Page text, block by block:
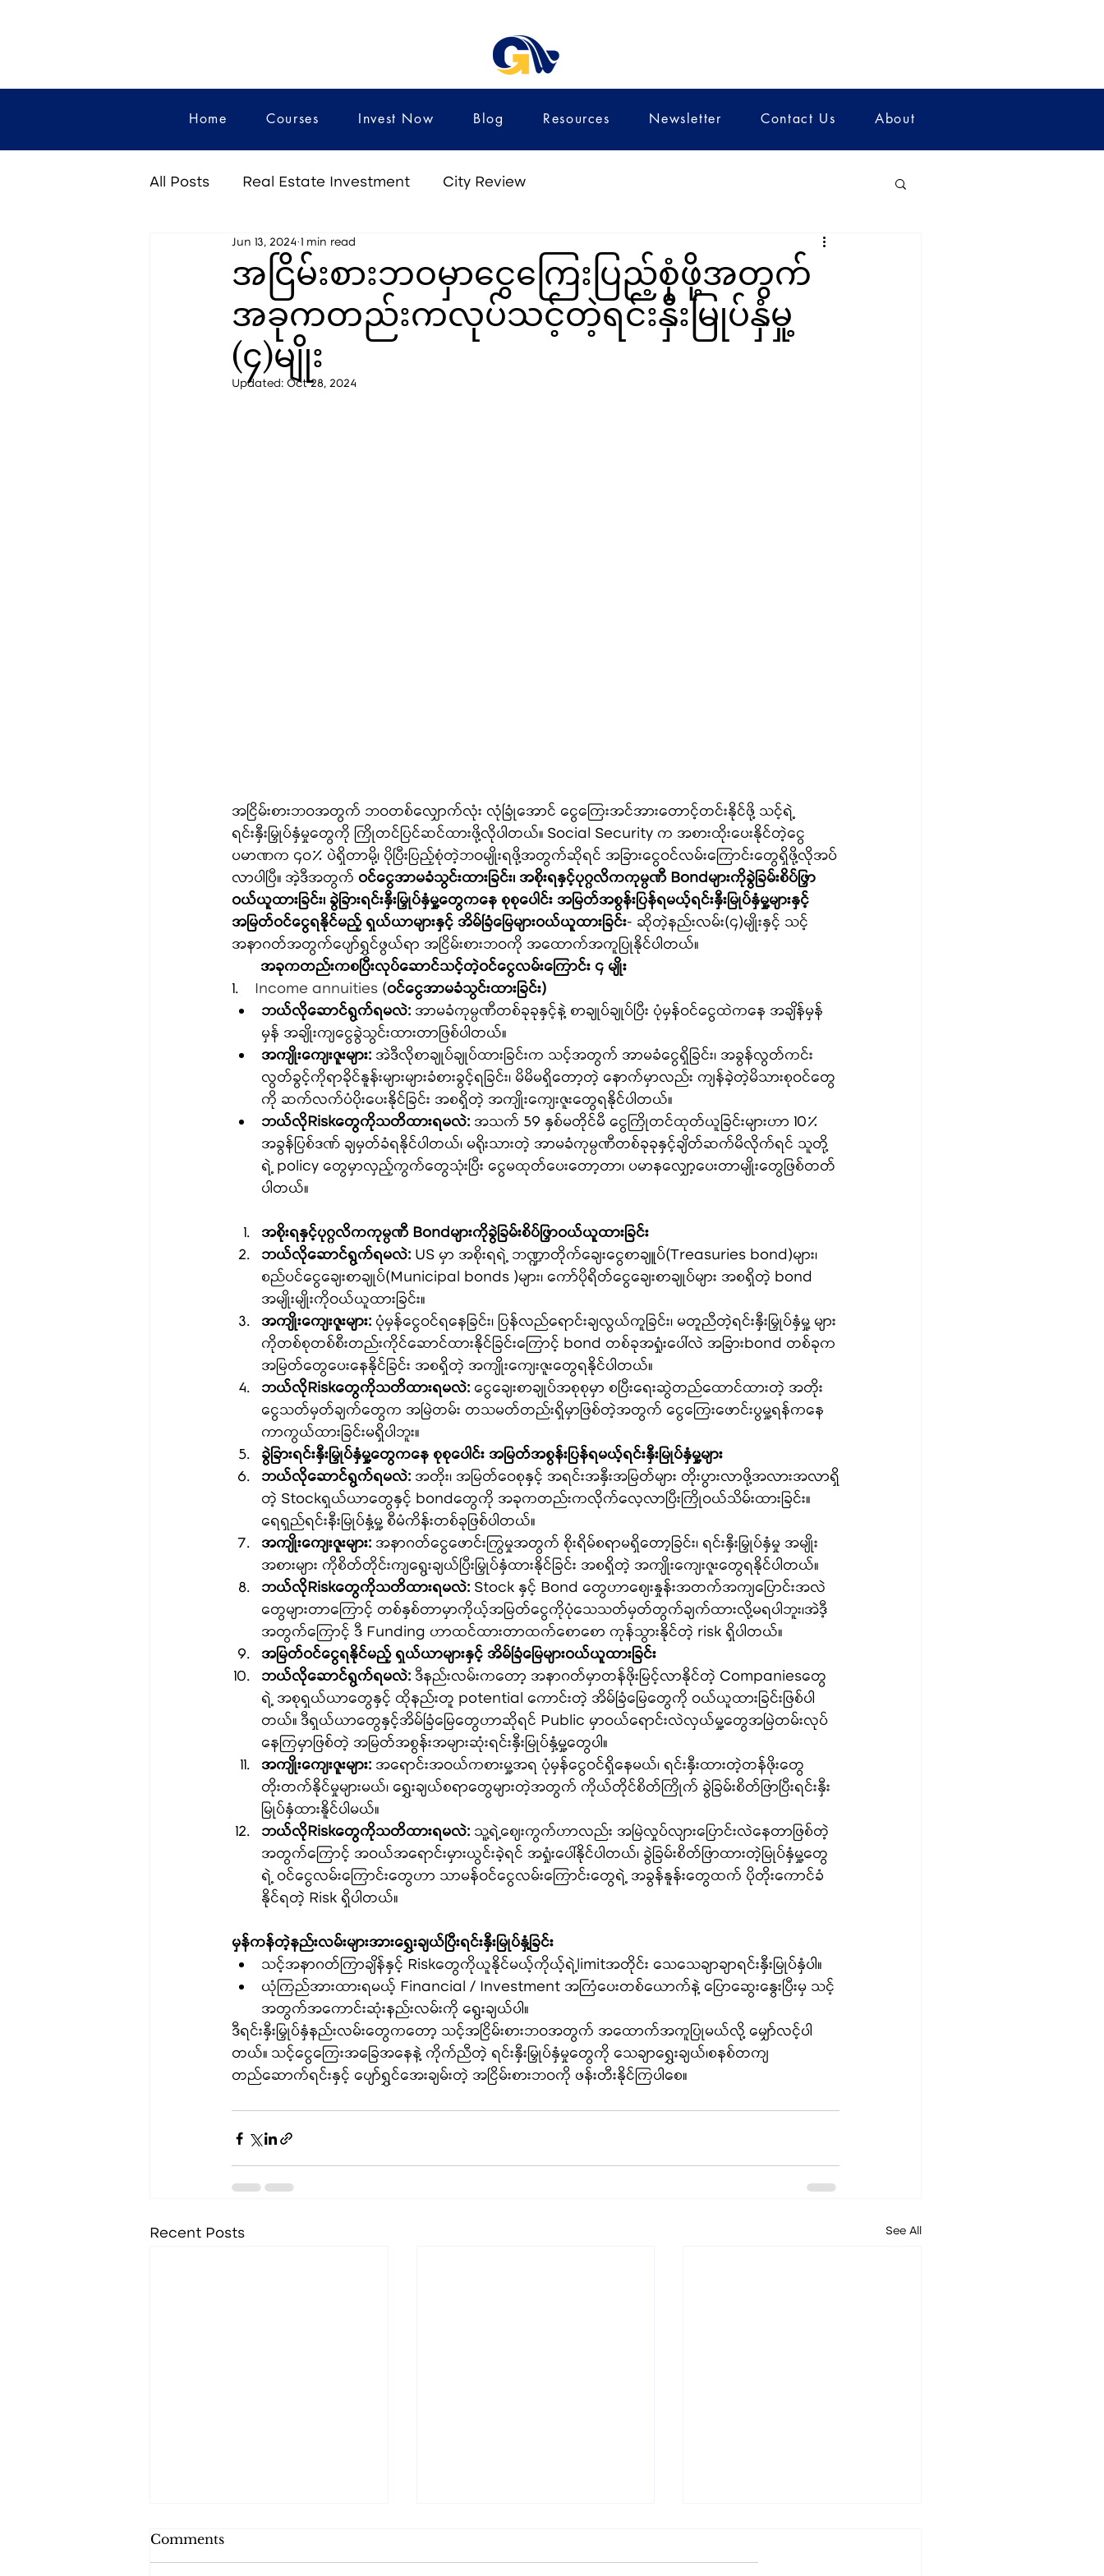
Home Courses Invest Now Blog Resources Newsletter Contact Us About
All Posts Real Estate Investment City Review
အငြိမ်းစားဘဝမှာငွေကြေးပြည့်စုံဖို့အတွက်
အခုကတည်းကလုပ်သင့်တဲ့ရင်းနှီးမြုပ်နှံမှု့
(၄)မျိုး
Jun 13, 2024 1 min read
Updated:Oct 28, 2024
အငြိမ်းစားဘဝအတွက် ဘဝတစ်လျှောက်လုံး လုံခြုံအောင် ငွေကြေးအင်အားတောင့်တင်းနိုင်ဖို့ သင့်ရဲ့
ရင်းနှီးမြှုပ်နှံမှုတွေကို ကြိုတင်ပြင်ဆင်ထားဖို့လိုပါတယ်။ Social Security က အစားထိုးပေးနိုင်တဲ့ငွေ
ပမာဏက ၄၀% ပဲရှိတာမို့၊ ပိုပြီးပြည့်စုံတဲ့ဘဝမျိုးရဖို့အတွက်ဆိုရင် အခြားငွေဝင်လမ်းကြောင်းတွေရှိဖို့လိုအပ်
လာပါပြီ။ အဲ့ဒီအတွက် ဝင်ငွေအာမခံသွင်းထားခြင်း၊ အစိုးရနှင့်ပုဂ္ဂလိကကုမ္ပဏီ Bondများကိုခွဲခြမ်းစိပ်ဖြှာ
ဝယ်ယူထားခြင်း၊ ခွဲခြားရင်းနှီးမြှုပ်နှံမှု့တွေကနေ စုစုပေါင်း အမြတ်အစွန်းပြန်ရမယ့်ရင်းနှီးမြုပ်နှံမှု့များနှင့်
အမြတ်ဝင်ငွေရနိုင်မည့် ရှယ်ယာများနှင့် အိမ်ခြံမြေများဝယ်ယူထားခြင်း- ဆိုတဲ့နည်းလမ်း(၄)မျိုးနှင့် သင့်
အနာဂတ်အတွက်ပျော်ရွှင်ဖွယ်ရာ အငြိမ်းစားဘဝကို အထောက်အကူပြုနိုင်ပါတယ်။
အခုကတည်းကစပြီးလုပ်ဆောင်သင့်တဲ့ဝင်ငွေလမ်းကြောင်း ၄ မျိုး
1. Income annuities (ဝင်ငွေအာမခံသွင်းထားခြင်း)
ဘယ်လိုဆောင်ရွက်ရမလဲ: အာမခံကုမ္ပဏီတစ်ခုခုနှင့်နဲ့ စာချုပ်ချုပ်ပြီး ပုံမှန်ဝင်ငွေထဲကနေ အချိန်မှန်
မှန် အချိုးကျငွေခွဲသွင်းထားတာဖြစ်ပါတယ်။
အကျိုးကျေးဇူးများ: အဲဒီလိုစာချုပ်ချုပ်ထားခြင်းက သင့်အတွက် အာမခံငွေရှိခြင်း၊ အခွန်လွတ်ကင်း
လွတ်ခွင့်ကိုရာခိုင်နူန်းများများခံစားခွင့်ရခြင်း၊ မိမိမရှိတော့တဲ့ နောက်မှာလည်း ကျန်ခဲ့တဲ့မိသားစုဝင်တွေ
ကို ဆက်လက်ပံပိုးပေးနိုင်ခြင်း အစရှိတဲ့ အကျိုးကျေးဇူးတွေရနိုင်ပါတယ်။
ဘယ်လိုRiskတွေကိုသတိထားရမလဲ: အသက် 59 နှစ်မတိုင်မီ ငွေကြိုတင်ထုတ်ယူခြင်းများဟာ 10%
အခွန်ပြစ်ဒဏ် ချမှတ်ခံရနိုင်ပါတယ်၊ မရိုးသားတဲ့ အာမခံကုမ္ပဏီတစ်ခုခုနှင့်ချိတ်ဆက်မိလိုက်ရင် သူတို့
ရဲ့ policy တွေမှာလှည့်ကွက်တွေသုံးပြီး ငွေမထုတ်ပေးတော့တာ၊ ပမာနလျှော့ပေးတာမျိုးတွေဖြစ်တတ်
ပါတယ်။
အစိုးရနှင့်ပုဂ္ဂလိကကုမ္ပဏီ Bondများကိုခွဲခြမ်းစိပ်ဖြှာဝယ်ယူထားခြင်း
ဘယ်လိုဆောင်ရွက်ရမလဲ: US မှာ အစိုးရရဲ့ ဘဏ္ဍာတိုက်ချေးငွေစာချူပ်(Treasuries bond)များ၊
စည်ပင်ငွေချေးစာချုပ်(Municipal bonds )များ၊ ကော်ပိုရိတ်ငွေချေးစာချုပ်များ အစရှိတဲ့ bond
အမျိုးမျိုးကိုဝယ်ယူထားခြင်း။
အကျိုးကျေးဇူးများ: ပုံမှန်ငွေဝင်ရနေခြင်း၊ ပြန်လည်ရောင်းချလွယ်ကူခြင်း၊ မတူညီတဲ့ရင်းနှီးမြှုပ်နှံမှု့ များ
ကိုတစ်စုတစ်စီးတည်းကိုင်ဆောင်ထားနိုင်ခြင်းကြောင့် bond တစ်ခုအရှုံးပေါ်လဲ အခြားbond တစ်ခုက
အမြတ်တွေပေးနေနိုင်ခြင်း အစရှိတဲ့ အကျိုးကျေးဇူးတွေရနိုင်ပါတယ်။
ဘယ်လိုRiskတွေကိုသတိထားရမလဲ: ငွေချေးစာချုပ်အစုစုမှာ စပြီးရေးဆွဲတည်ထောင်ထားတဲ့ အတိုး
ငွေသတ်မှတ်ချက်တွေက အမြဲတမ်း တသမတ်တည်းရှိမှာဖြစ်တဲ့အတွက် ငွေကြေးဖောင်းပွမှု့ရန်ကနေ
ကာကွယ်ထားခြင်းမရှိပါဘူး။
ခွဲခြားရင်းနှီးမြှုပ်နှံမှု့တွေကနေ စုစုပေါင်း အမြတ်အစွန်းပြန်ရမယ့်ရင်းနှီးမြုပ်နှံမှု့များ
ဘယ်လိုဆောင်ရွက်ရမလဲ: အတိုး၊ အမြတ်ဝေစုနှင့် အရင်းအနှီးအမြတ်များ တိုးပွားလာဖို့အလားအလာရှိ
တဲ့ Stockရှယ်ယာတွေနှင့် bondတွေကို အခုကတည်းကလိုက်လေ့လာပြီးကြိုဝယ်သိမ်းထားခြင်း။
ရေရှည်ရင်းနီးမြုပ်နှံ့မှု့ စီမံကိန်းတစ်ခုဖြစ်ပါတယ်။
အကျိုးကျေးဇူးများ: အနာဂတ်ငွေဖောင်းကြွမှုအတွက် စိုးရိမ်စရာမရှိတော့ခြင်း၊ ရင်းနှီးမြှုပ်နှံမှု အမျိုး
အစားများ ကိုစိတ်တိုင်းကျရွေးချယ်ပြီးမြှုပ်နှံထားနိုင်ခြင်း အစရှိတဲ့ အကျိုးကျေးဇူးတွေရနိုင်ပါတယ်။
ဘယ်လိုRiskတွေကိုသတိထားရမလဲ: Stock နှင့် Bond တွေဟာစျေးနှုန်းအတက်အကျပြောင်းအလဲ
တွေများတာကြောင့် တစ်နှစ်တာမှာကိုယ့်အမြတ်ငွေကိုပုံသေသတ်မှတ်တွက်ချက်ထားလို့မရပါဘူး၊အဲဒီ့
အတွက်ကြောင့် ဒီ Funding ဟာထင်ထားတာထက်စောစော ကုန်သွားနိုင်တဲ့ risk ရှိပါတယ်။
အမြတ်ဝင်ငွေရနိုင်မည့် ရှယ်ယာများနှင့် အိမ်ခြံမြေများဝယ်ယူထားခြင်း
ဘယ်လိုဆောင်ရွက်ရမလဲ: ဒီနည်းလမ်းကတော့ အနာဂတ်မှာတန်ဖိုးမြင့်လာနိုင်တဲ့ Companiesတွေ
ရဲ့ အစုရှယ်ယာတွေနှင့် ထိုနည်းတူ potential ကောင်းတဲ့ အိမ်ခြံမြေတွေကို ဝယ်ယူထားခြင်းဖြစ်ပါ
တယ်။ ဒီရှယ်ယာတွေနှင့်အိမ်ခြံမြေတွေဟာဆိုရင် Public မှာဝယ်ရောင်းလဲလှယ်မှု့တွေအမြဲတမ်းလုပ်
နေကြမှာဖြစ်တဲ့ အမြတ်အစွန်းအများဆုံးရင်းနှီးမြုပ်နှံ့မှု့တွေပါ။
အကျိုးကျေးဇူးများ: အရောင်းအဝယ်ကစားမှု့အရ ပုံမှန်ငွေဝင်ရှိနေမယ်၊ ရင်းနှီးထားတဲ့တန်ဖိုးတွေ
တိုးတက်နိုင်မှုများမယ်၊ ရွှေးချယ်စရာတွေများတဲ့အတွက် ကိုယ်တိုင်စိတ်ကြိုက် ခွဲခြမ်းစိတ်ဖြာပြီးရင်းနှီး
မြုပ်နှံထားနိူင်ပါမယ်။
ဘယ်လိုRiskတွေကိုသတိထားရမလဲ: သူ့ရဲ့‌စျေးကွက်ဟာလည်း အမြဲလှုပ်လျားပြောင်းလဲနေတာဖြစ်တဲ့
အတွက်ကြောင့် အဝယ်အရောင်းမှားယွင်းခဲ့ရင် အရှုံးပေါ်နိုင်ပါတယ်၊ ခွဲခြမ်းစိတ်ဖြာထားတဲ့မြုပ်နှံမှု့တွေ
ရဲ့ ဝင်ငွေလမ်းကြောင်းတွေဟာ သာမန်ဝင်ငွေလမ်းကြောင်းတွေရဲ့ အခွန်နူန်းတွေထက် ပိုတိုးကောင်ခံ
နိုင်ရတဲ့ Risk ရှိပါတယ်။
မှန်ကန်တဲ့နည်းလမ်းများအားရွှေးချယ်ပြီးရင်းနှီးမြုပ်နှံ့ခြင်း
သင့်အနာဂတ်ကြာချိန်နှင့် Riskတွေကိုယူနိုင်မယ့်ကိုယ့်ရဲ့limitအတိုင်း သေသေချာချာရင်းနှီးမြုပ်နှံပါ။
ယုံကြည်အားထားရမယ့် Financial / Investment အကြံပေးတစ်ယောက်နဲ့ ပြောဆွေးနွေးပြီးမှ သင့်
အတွက်အကောင်းဆုံးနည်းလမ်းကို ရွေးချယ်ပါ။
ဒီရင်းနှီးမြှုပ်နှံနည်းလမ်းတွေကတော့ သင့်အငြိမ်းစားဘဝအတွက် အထောက်အကူပြုမယ်လို့ မျှော်လင့်ပါ
တယ်။ သင့်ငွေကြေးအခြေအနေနဲ့ ကိုက်ညီတဲ့ ရင်းနှီးမြှုပ်နှံမှုတွေကို သေချာရွှေးချယ်၊စနစ်တကျ
တည်ဆောက်ရင်းနှင့် ပျော်ရွှင်အေးချမ်းတဲ့ အငြိမ်းစားဘဝကို ဖန်းတီးနိုင်ကြပါစေ။
Recent Posts See All
Comments